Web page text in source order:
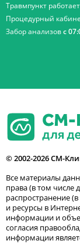
Травмпункт работает
Процедурный
Забор анализовс
© 2002-2026 СМ-
Все материалы
права (в том числе
распространение
и ресурсы в
информации и
согласия
информации